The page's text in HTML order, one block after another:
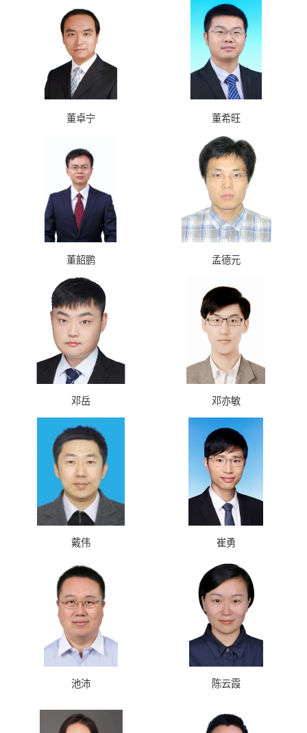
董卓宁 董希旺
董韶鹏 孟德元
邓岳 邓亦敏
戴伟 崔勇
池沛 陈云霞